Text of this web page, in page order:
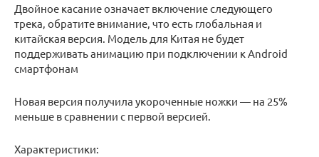
Двойное касание означает включение следующего
трека, обратите внимание, что есть глобальная и
китайская версия. Модель для Китая не будет
поддерживать анимацию при подключении к Аndroid
смартфонам
Новая версия получила укороченные ножки — на 25%
меньше в сравнении с первой версией.
Характеристики: